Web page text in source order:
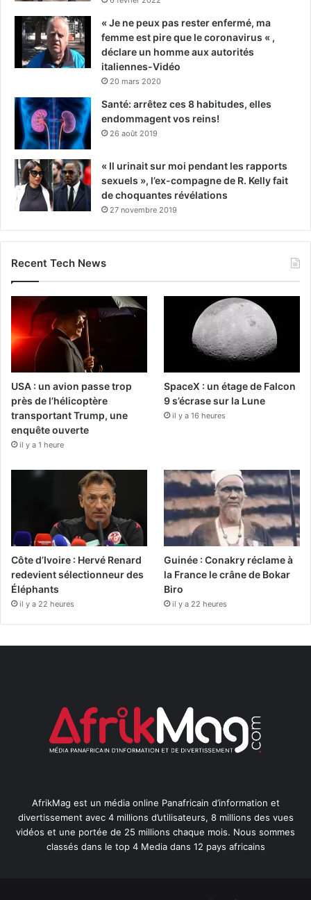
« Je ne peux pas rester enfermé, ma
femme est pire que le coronavirus « ,
déclare un homme aux autorités
italiennes-Vidéo
20 mars 2020
Santé: arrêtez ces 8 habitudes, elles
endommagent vos reins!
26 août 2019
« Il urinait sur moi pendant les rapports
sexuels », l’ex-compagne de R. Kelly fait
de choquantes révélations
27 novembre 2019
Recent Tech News
USA : un avion passe trop
près de l’hélicoptère
transportant Trump, une
enquête ouverte
il y a 1 heure
SpaceX : un étage de Falcon
9 s’écrase sur la Lune
il y a 16 heures
Côte d’Ivoire : Hervé Renard
redevient sélectionneur des
Éléphants
il y a 22 heures
Guinée : Conakry réclame à
la France le crâne de Bokar
Biro
il y a 22 heures
AfrikMag est un média online Panafricain d’information et
divertissement avec 4 millions d’utilisateurs, 8 millions des vues
vidéos et une portée de 25 millions chaque mois. Nous sommes
classés dans le top 4 Media dans 12 pays africains